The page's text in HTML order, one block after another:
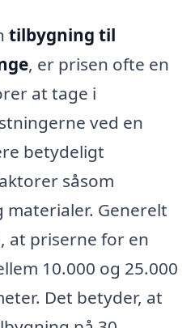
tilbygning til
, er prisen ofte en
at tage i
ved en
betydeligt
såsom
materialer. Generelt
at priserne for en
10.000 og 25.000
Det betyder, at